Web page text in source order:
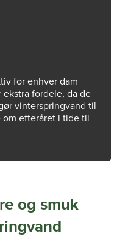
for enhver dam
fordele, da de
vinterspringvand til
efteråret i tide til
og smuk